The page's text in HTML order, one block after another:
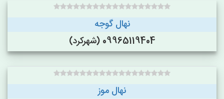
نهال گوجه
09965119404 (شهرکرد)
نهال موز